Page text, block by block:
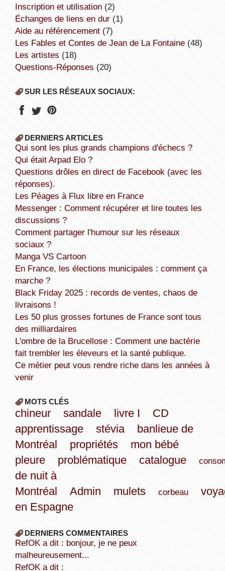
inscription et utilisation(2)
échanges de liens en dur(1)
aide au référencement(7)
Les Fables et Contes de Jean de La Fontaine(48)
Les artistes (18)
Questions-Réponses (20)
SUR LES RÉSEAUX SOCIAUX:
DERNIERS ARTICLES
Qui sont les plus grands champions d'échecs ?
Qui était Arpad Elo ?
Questions drôles en direct de Facebook (avec les
réponses).
Les Péages à Flux libre en France
Messenger : Comment récupérer et lire toutes les
discussions ?
Comment partager l'humour sur les réseaux
sociaux ?
Manga VS Cartoon
En France, les élections municipales : comment ça
marche ?
Black Friday 2025 : records de ventes, chaos de
livraisons !
Les 50 plus grosses fortunes de France sont tous
des milliardaires
L'ombre de la Brucellose : Comment une bactérie
fait trembler les éleveurs et la santé publique.
Ce métier peut vous rendre riche dans les années à
venir
MOTS CLÉS
chineur sandale livre I
CD
apprentissage
stévia
banlieue de
Montréal
propriétés
mon bébé
pleure
problématique catalogue
de nuit à
Montréal
Admin mulets corbeau
en Espagne
DERNIERS COMMENTAIRES
refOK a dit : bonjour, je ne peux
malheureusement...
refOK a dit :